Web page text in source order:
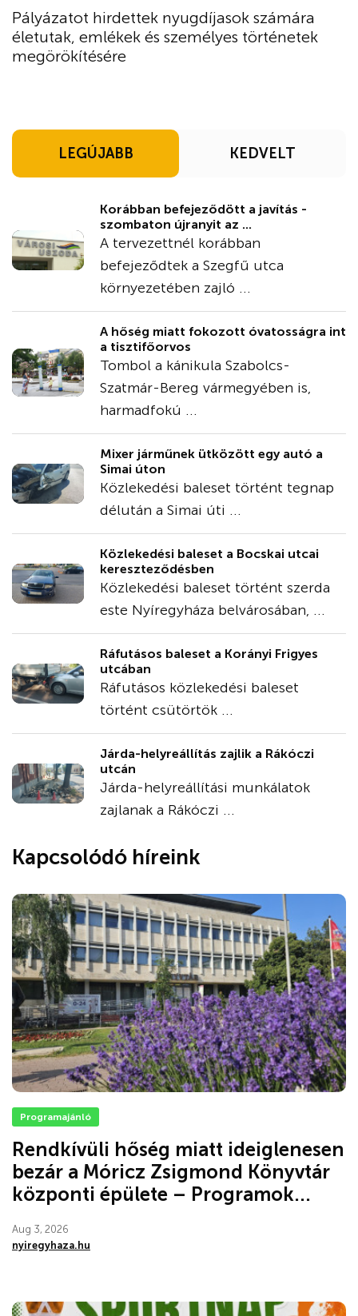
Pályázatot hirdettek nyugdíjasok számára
életutak, emlékek és személyes történetek
megörökítésére
LEGÚJABB KEDVELT
Korábban befejeződött a javítás -
szombaton újranyit az ...
A tervezettnél korábban
befejeződtek a Szegfű utca
környezetében zajló ...
A hőség miatt fokozott óvatosságra int
a tisztifőorvos
Tombol a kánikula Szabolcs-
Szatmár-Bereg vármegyében is,
harmadfokú ...
Mixer járműnek ütközött egy autó a
Simai úton
Közlekedési baleset történt tegnap
délután a Simai úti ...
Közlekedési baleset a Bocskai utcai
kereszteződésben
Közlekedési baleset történt szerda
este Nyíregyháza belvárosában, ...
Ráfutásos baleset a Korányi Frigyes
utcában
Ráfutásos közlekedési baleset
történt csütörtök ...
Járda-helyreállítás zajlik a Rákóczi
utcán
Járda-helyreállítási munkálatok
zajlanak a Rákóczi ...
Kapcsolódó híreink
Programajánló
Rendkívüli hőség miatt ideiglenesen
bezár a Móricz Zsigmond Könyvtár
központi épülete – Programok...
Aug 3, 2026
nyiregyhaza.hu